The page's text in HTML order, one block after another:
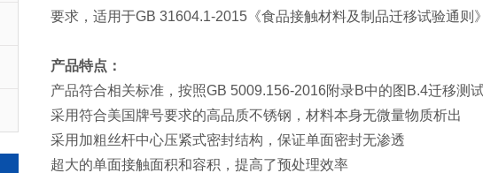
要求，适用于GB 31604.1-2015《食品接触材料及制品迁移试验通则
产品特点：
产品符合相关标准，按照GB 5009.156-2016附录B中的图B.4迁移测
采用符合美国牌号要求的高品质不锈钢，材料本身无微量物质析出
采用加粗丝杆中心压紧式密封结构，保证单面密封无渗透
超大的单面接触面积和容积，提高了预处理效率